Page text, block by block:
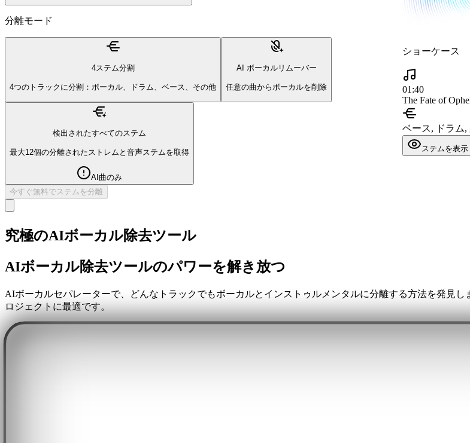
分離モード
4ステム分割
4つのトラックに分割：ボーカル、ドラム、ベース、その他
AI ボーカルリムーバー
任意の曲からボーカルを削除
検出されたすべてのステム
最大12個の分離されたストレムと音声ステムを取得
AI曲のみ
今すぐ無料でステムを分離
ショーケース
01:40
The Fate of
ベース, ドラム
ステムを表示
究極のAIボーカル除去ツール
AIボーカル除去ツールのパワーを解き放つ
AIボーカルセパレーターで、どんなトラックでもボーカルとインストゥルメンタルに分離する方法を発見
ロジェクトに最適です。